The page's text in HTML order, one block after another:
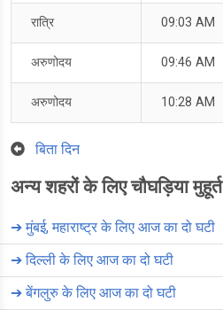
रात्रि 09:03 AM
अरुणोदय 09:46 AM
अरुणोदय 10:28 AM
बिता दिन
अन्य शहरों के लिए चौघड़िया मुहूर्त
➔मुंबई, महाराष्ट्र के लिए आज का दो घटी
➔दिल्ली के लिए आज का दो घटी
➔बेंगलुरु के लिए आज का दो घटी